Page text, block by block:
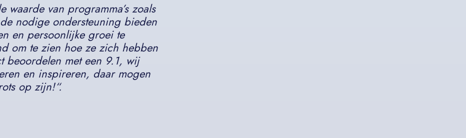
waarde van programma’s zoals
nodige ondersteuning bieden
en persoonlijke groei te
om te zien hoe ze zich hebben
beoordelen met een 9.1, wij
en inspireren, daar mogen
op zijn!“.